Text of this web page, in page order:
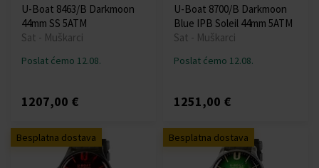
U-Boat 8463/B Darkmoon
44mm SS 5ATM
Sat - Muškarci
Poslat ćemo 12.08.
1207,00 €
U-Boat 8700/B Darkmoon
Blue IPB Soleil 44mm 5ATM
Sat - Muškarci
Poslat ćemo 12.08.
1251,00 €
Besplatna dostava Besplatna dostava